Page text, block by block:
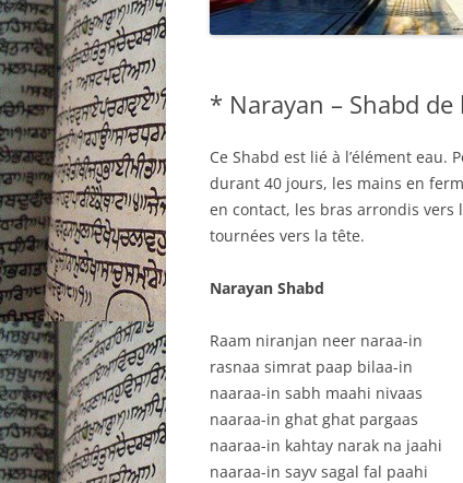
* Narayan – Shabd de
Ce Shabd est lié à l’élément
durant 40 jours, les mains en
en contact, les bras arrondis vers
tournées vers la tête.
Narayan Shabd
Raam niranjan neer naraa-in
rasnaa simrat paap bilaa-in
naaraa-in sabh maahi nivaas
naaraa-in ghat ghat pargaas
naaraa-in kahtay narak na jaahi
naaraa-in sayv sagal fal paahi